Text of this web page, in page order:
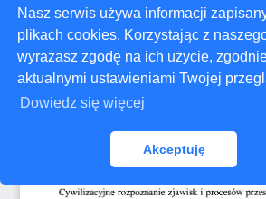
Nasz serwis używa informacji
plikach cookies. Korzystając z
wyrażasz zgodę na ich użycie,
aktualnymi ustawieniami Twojej
Dowiedz się więcej
Akceptuję